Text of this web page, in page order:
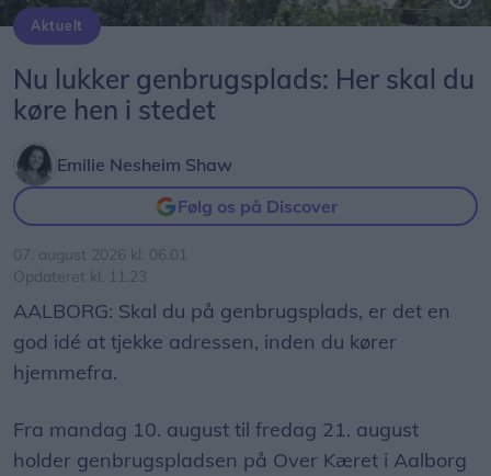
Aktuelt
Nu lukker genbrugsplads: Her skal du
køre hen i stedet
Emilie Nesheim Shaw
Følg os på Discover
07. august 2026 kl. 06.01
Opdateret kl. 11.23
AALBORG: Skal du på genbrugsplads, er det en
god idé at tjekke adressen, inden du kører
hjemmefra.
Fra mandag 10. august til fredag 21. august
holder genbrugspladsen på Over Kæret i Aalborg